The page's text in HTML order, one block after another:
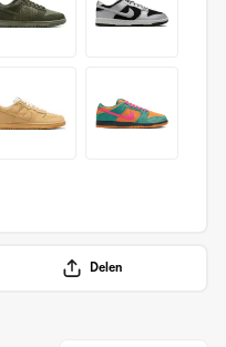
Delen